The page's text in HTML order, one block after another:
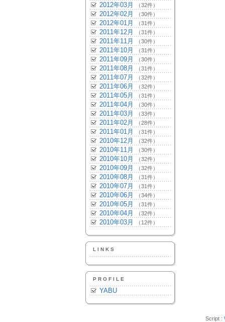
2012年03月 （32件）
2012年02月 （30件）
2012年01月 （31件）
2011年12月 （31件）
2011年11月 （30件）
2011年10月 （31件）
2011年09月 （30件）
2011年08月 （31件）
2011年07月 （32件）
2011年06月 （32件）
2011年05月 （31件）
2011年04月 （30件）
2011年03月 （33件）
2011年02月 （28件）
2011年01月 （31件）
2010年12月 （32件）
2010年11月 （30件）
2010年10月 （32件）
2010年09月 （32件）
2010年08月 （31件）
2010年07月 （31件）
2010年06月 （34件）
2010年05月 （31件）
2010年04月 （32件）
2010年03月 （12件）
LINKS
PROFILE
YABU
Script :